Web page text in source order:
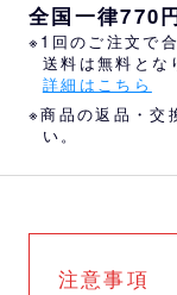
全国一律770
※1回のご注文で
送料は無料とな
詳細はこちら
※商品の返品・交
い。
注意事項